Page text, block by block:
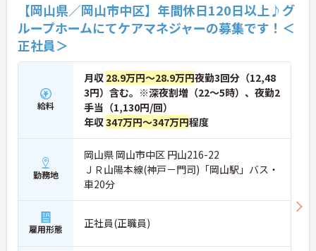
【岡山県／岡山市中区】年間休日120日以上♪グ
ループホームにてケアマネジャーの募集です！＜
正社員＞
給料
月収 28.9万円～28.9万円夜勤3回分（12,48
3円）含む。※深夜割増（22～5時）、夜勤2
手当（1,130円/回）
年収347万円～347万円程度
勤務地
岡山県 岡山市中区 円山216-22
ＪＲ山陽本線(神戸－門司)「岡山駅」バス・
車20分
雇用形態 正社員(正職員)